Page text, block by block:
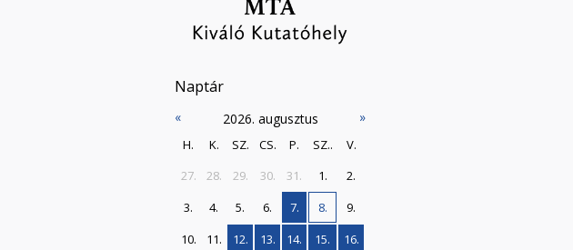
Naptár
« 2026. augusztus »
H. K. SZ. CS. P. SZ..
V.
27.
28. 29. 30. 31. 1.
2.
3.
4. 5. 6. 7. 8.
9.
10.
11. 12. 13. 14. 15.
16.